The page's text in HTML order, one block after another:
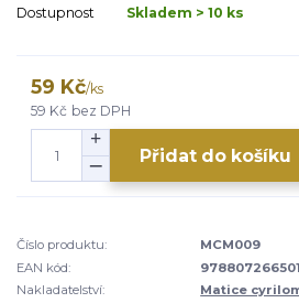
Dostupnost Skladem > 10 ks
59 Kč/ks
59 Kč bez DPH
Přidat do košíku
Číslo produktu:
MCM009
EAN kód:
Nakladatelství:
Matice